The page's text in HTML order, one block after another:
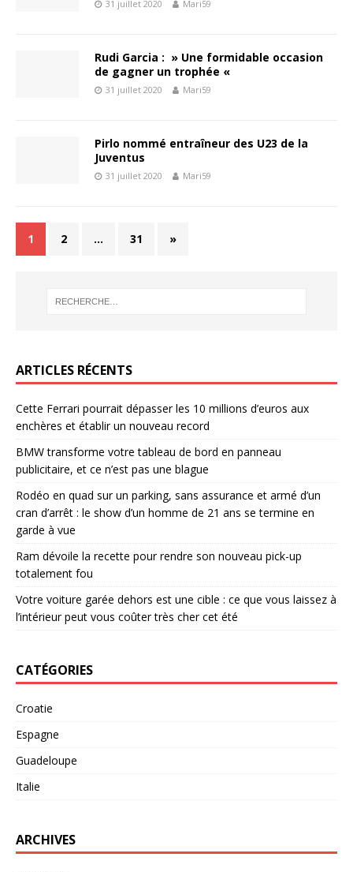
31 juillet 2020 Mari59
Rudi Garcia : » Une formidable occasion
de gagner un trophée «
31 juillet 2020 Mari59
Pirlo nommé entraîneur des U23 de la
Juventus
31 juillet 2020 Mari59
1 2 … 31 »
ARTICLES RÉCENTS
Cette Ferrari pourrait dépasser les 10 millions d’euros aux
enchères et établir un nouveau record
BMW transforme votre tableau de bord en panneau
publicitaire, et ce n’est pas une blague
Rodéo en quad sur un parking, sans assurance et armé d’un
cran d’arrêt : le show d’un homme de 21 ans se termine en
garde à vue
Ram dévoile la recette pour rendre son nouveau pick-up
totalement fou
Votre voiture garée dehors est une cible : ce que vous laissez à
l’intérieur peut vous coûter très cher cet été
CATÉGORIES
Croatie
Espagne
Guadeloupe
Italie
ARCHIVES